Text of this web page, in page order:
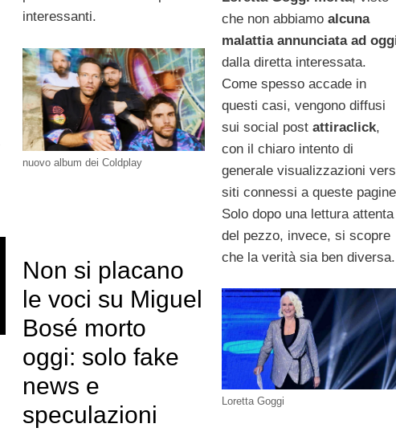
interessanti.
nuovo album dei Coldplay
che non abbiamoalcuna
malattia annunciata ad
dalla diretta interessata.
Come spesso accade in
questi casi, vengono diffusi
sui social postattiraclick,
con il chiaro intento di
generale visualizzazioni
siti connessi a queste
Solo dopo una lettura attenta
del pezzo, invece, si scopre
che la verità sia ben diversa.
Loretta Goggi
Non si placano
le voci su Miguel
Bosé morto
oggi: solo fake
news e
speculazioni